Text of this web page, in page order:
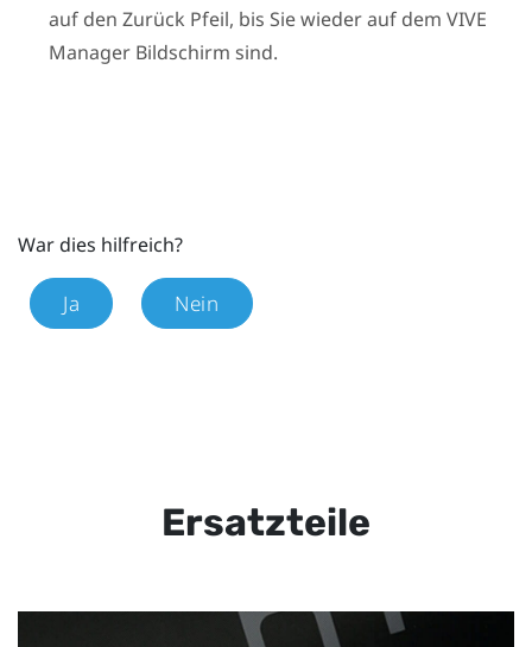
auf den Zurück Pfeil, bis Sie wieder auf dem VIVE
ManagerBildschirm sind.
War dies hilfreich?
Ja Nein
Ersatzteile